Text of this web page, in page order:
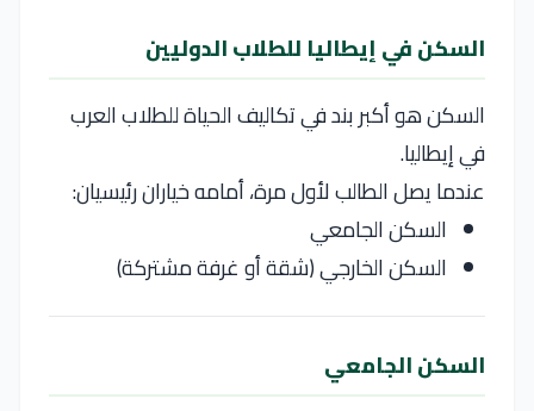
السكن في إيطاليا للطلاب الدوليين
السكن هو أكبر بند في تكاليف الحياة للطلاب العرب
في إيطاليا.
عندما يصل الطالب لأول مرة، أمامه خياران رئيسيان:
السكن الجامعي
السكن الخارجي (شقة أو غرفة مشتركة)
السكن الجامعي